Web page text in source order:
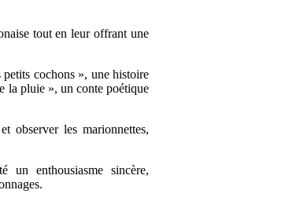
tout en leur offrant une
cochons », une histoire
la pluie », un conte poétique
observer les marionnettes,
un enthousiasme sincère,